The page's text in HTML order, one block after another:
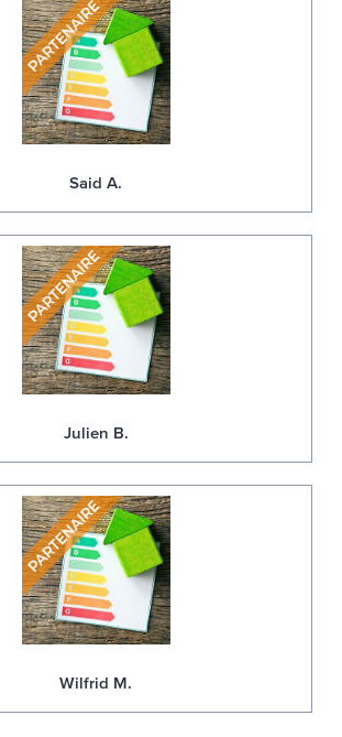
Said A.
Julien B.
Wilfrid M.